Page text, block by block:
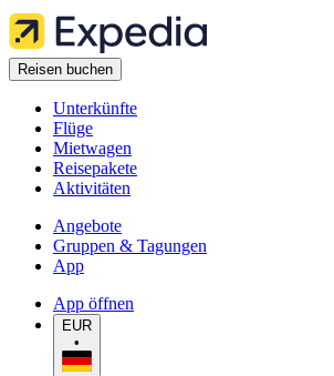
Reisen buchen
Unterkünfte
Flüge
Mietwagen
Reisepakete
Aktivitäten
Angebote
Gruppen & Tagungen
App
App öffnen
EUR
•